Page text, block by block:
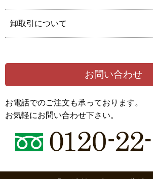
卸取引について
お問い合わせ
お電話でのご注文も承っております。
お気軽にお問い合わせ下さい。